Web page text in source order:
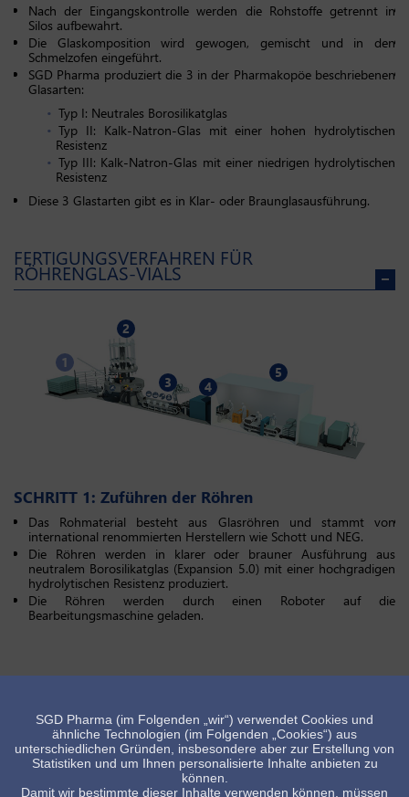
Nach der Eingangskontrolle werden die Rohstoffe getrennt in
Silos aufbewahrt.
Die Glaskomposition wird gewogen, gemischt und in den
Schmelzofen eingeführt.
SGD Pharma produziert die 3 in der Pharmakopöe beschriebenen
Glasarten:
Typ I: Neutrales Borosilikatglas
Typ II: Kalk-Natron-Glas mit einer hohen hydrolytischen
Resistenz
Typ III: Kalk-Natron-Glas mit einer niedrigen hydrolytischen
Resistenz
Diese 3 Glastarten gibt es in Klar- oder Braunglasausführung.
FERTIGUNGSVERFAHREN FÜR
RÖHRENGLAS-VIALS
1
2
3 4
5
SCHRITT 1: Zuführen der Röhren
Das Rohmaterial besteht aus Glasröhren und stammt von
international renommierten Herstellern wie Schott und NEG.
Die Röhren werden in klarer oder brauner Ausführung aus
neutralem Borosilikatglas (Expansion 5.0) mit einer hochgradigen
hydrolytischen Resistenz produziert.
Die Röhren werden durch einen Roboter auf die
Bearbeitungsmaschine geladen.
STANDORTE
Nutzen Sie das Wissen und die
SGD Pharma (im Folgenden „wir“) verwendet Cookies und
ähnliche Technologien (im Folgenden „Cookies“) aus
unterschiedlichen Gründen, insbesondere aber zur Erstellung von
Statistiken und um Ihnen personalisierte Inhalte anbieten zu
können.
Damit wir bestimmte dieser Inhalte verwenden können, müssen